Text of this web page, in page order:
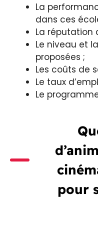
La
dans ces
La réputation
Le niveau et
proposées ;
Les coûts de
Le taux
Le
pour